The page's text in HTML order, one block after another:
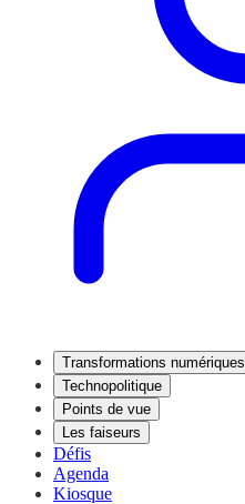
Transformations numériques
Technopolitique
Points de vue
Les faiseurs
Défis
Agenda
Kiosque